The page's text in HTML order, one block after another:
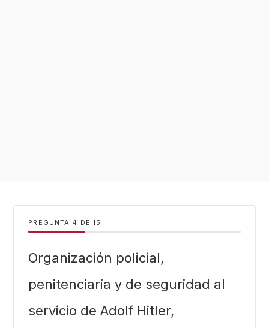
PREGUNTA DE 15
Organización policial,
penitenciaria y de seguridad al
servicio de Adolf Hitler,